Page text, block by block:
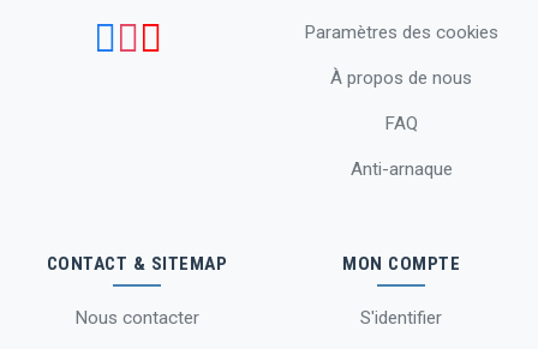
Paramètres des cookies
À propos de nous
FAQ
Anti-arnaque
CONTACT & SITEMAP
Nous contacter
MON COMPTE
S'identifier